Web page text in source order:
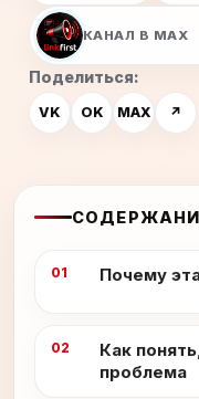
КАНАЛ В MAX
Поделиться:
VK OK MAX ↗
Почему
Как
проблема